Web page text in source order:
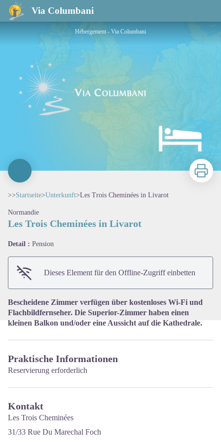
Via Columbani
Les Trois Cheminées in Livarot
Hébergement - Via Columbani
Zu
>>Startseite>Unterkunft>Les Trois Cheminées in Livarot
Normandie
Les Trois Cheminées in Livarot
Detail : Pension
Dieses Element für den Offline-Zugriff einbetten
Bescheidene Zimmer verfügen über kostenloses Wi-Fi und
Flachbildfernseher. Die Superior-Zimmer haben einen
kleinen Balkon und/oder eine Aussicht auf die Kathedrale.
Praktische Informationen
Reservierung erforderlich
Kontakt
Les Trois Cheminées
31/33 Rue Du Marechal Foch